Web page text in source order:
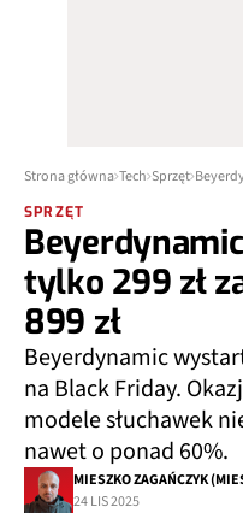
Strona główna Tech Sprzęt
SPRZĘT
tylko 299 zł
899 zł
Beyerdynamic
na Black Friday.
modele słuchawek
nawet o ponad 60%.
MIESZKO ZAGAŃCZYK
24 LIS 2025